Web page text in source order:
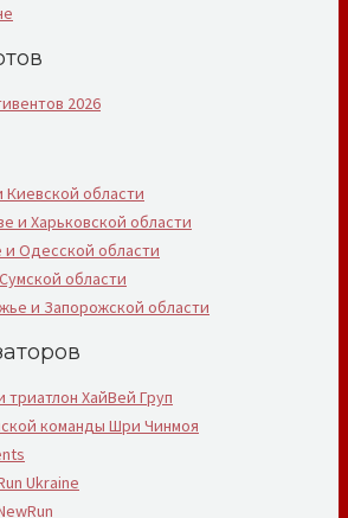
2026
Киевской области
и Харьковской области
Одесской области
области
и Запорожской области
триатлон ХайВей Груп
команды Шри Чинмоя
Ukraine